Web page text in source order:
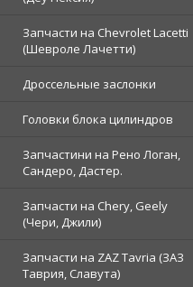
Запчасти на Chevrolet Lacetti
(Шевроле Лачетти)
Дроссельные заслонки
Головки блока цилиндров
Запчастини на Рено Логан,
Сандеро, Дастер.
Запчасти на Chery, Geely
(Чери, Джили)
Запчасти на ZAZ Tavria (ЗАЗ
Таврия, Славута)